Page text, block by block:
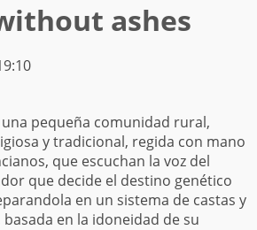
ashes
pequeña comunidad rural,
y tradicional, regida con mano
que escuchan la voz del
que decide el destino genético
en un sistema de castas y
en la idoneidad de su